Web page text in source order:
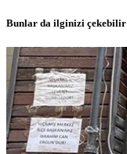
Bunlar da ilginizi çekebilir